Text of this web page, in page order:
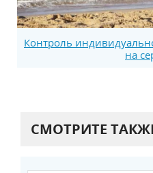
Контроль
на
СМОТРИТЕ